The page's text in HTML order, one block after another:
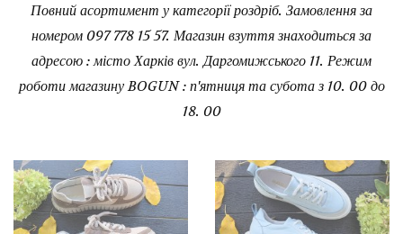
Повний асортимент у категорії роздріб. Замовлення за
номером 097 778 15 57. Магазин взуття знаходиться за
адресою : місто Харків вул. Даргомижського 11. Режим
роботи магазину BOGUN : п'ятниця та субота з 10. 00 до
18. 00